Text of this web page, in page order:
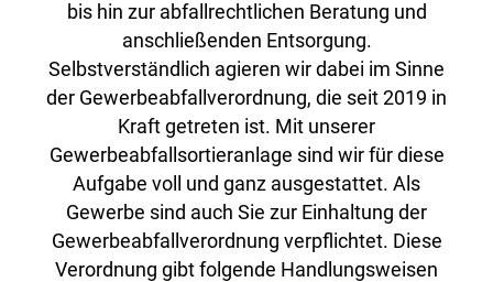
bis hin zur abfallrechtlichen Beratung und
anschließenden Entsorgung.
Selbstverständlich agieren wir dabei im Sinne
der Gewerbeabfallverordnung, die seit 2019 in
Kraft getreten ist. Mit unserer
Gewerbeabfallsortieranlage sind wir für diese
Aufgabe voll und ganz ausgestattet. Als
Gewerbe sind auch Sie zur Einhaltung der
Gewerbeabfallverordnung verpflichtet. Diese
Verordnung gibt folgende Handlungsweisen